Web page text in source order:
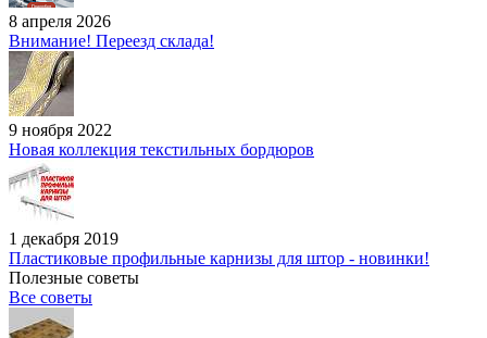
8 апреля 2026
Внимание! Переезд склада!
9 ноября 2022
Новая коллекция текстильных бордюров
1 декабря 2019
Пластиковые профильные карнизы для штор - новинки!
Полезные советы
Все советы